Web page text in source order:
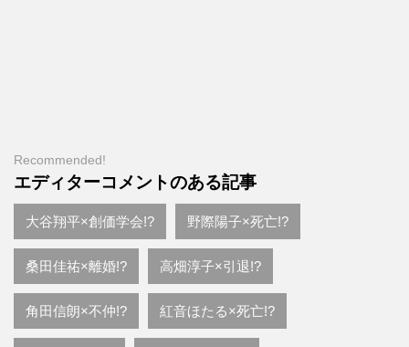
Recommended!
エディターコメントのある記事
大谷翔平×創価学会!? 野際陽子×死亡!?
桑田佳祐×離婚!? 高畑淳子×引退!?
角田信朗×不仲!? 紅音ほたる×死亡!?